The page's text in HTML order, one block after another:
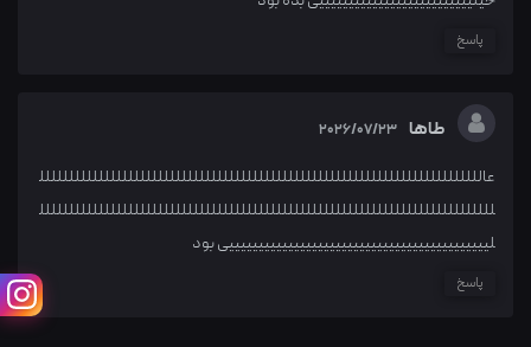
پاسخ
طاها 2026/07/23
عاللللللللللللللللللللللللللللللللللللللللللللللللللللللللللللللللللللللللللل
للللللللللللللللللللللللللللللللللللللللللللللللللللللللللللللللللللللللللللل
لییییییییییییییییییییییییییییییییییییییییییییی بود
پاسخ